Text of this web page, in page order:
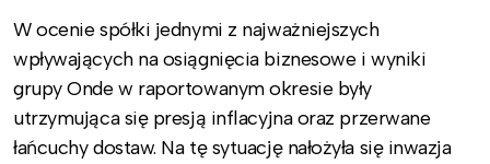
W ocenie spółki jednymi z najważniejszych
wpływających na osiągnięcia biznesowe i wyniki
grupy Onde w raportowanym okresie były
utrzymująca się presją inflacyjna oraz przerwane
łańcuchy dostaw. Na tę sytuację nałożyła się inwazja